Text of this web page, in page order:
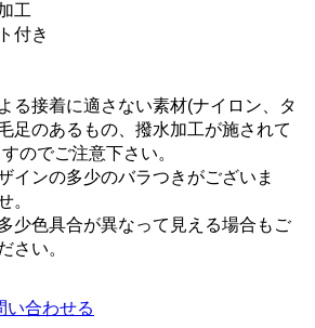
工
付き
る接着に適さない素材(ナイロン、タ
足のあるもの、撥水加工が施されて
のでご注意下さい。
インの多少のバラつきがございま
。
少色具合が異なって見える場合もご
さい。
い合わせる